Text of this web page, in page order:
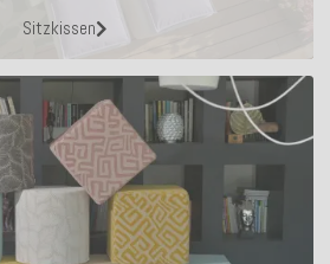
Sitzkissen